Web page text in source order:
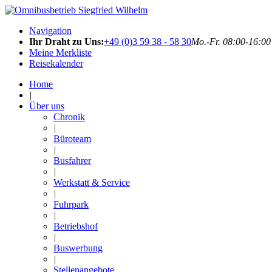
Navigation
Ihr Draht zu Uns:+49 (0)3 59 38 - 58 30Mo.-Fr. 08:00-
Meine Merkliste
Reisekalender
Home
|
Über uns
Chronik
|
Büroteam
|
Busfahrer
|
Werkstatt & Service
|
Fuhrpark
|
Betriebshof
|
Buswerbung
|
Stellenangebote